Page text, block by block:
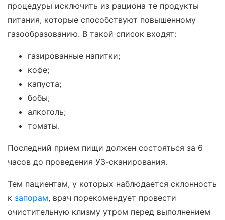
процедуры исключить из рациона те продукты
питания, которые способствуют повышенному
газообразованию. В такой список входят:
газированные напитки;
кофе;
капуста;
бобы;
алкоголь;
томаты.
Последний прием пищи должен состояться за 6
часов до проведения УЗ-сканирования.
Тем пациентам, у которых наблюдается склонность
к запорам, врач порекомендует провести
очистительную клизму утром перед выполнением